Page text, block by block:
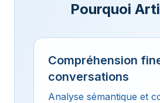
Pourquoi
Compréhension
conversations
Analyse sémantique et